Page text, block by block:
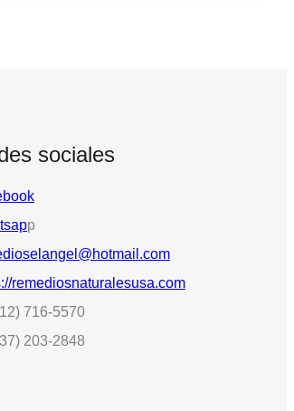
sociales
p
remediosnaturalesusa.com
716-5570
203-2848